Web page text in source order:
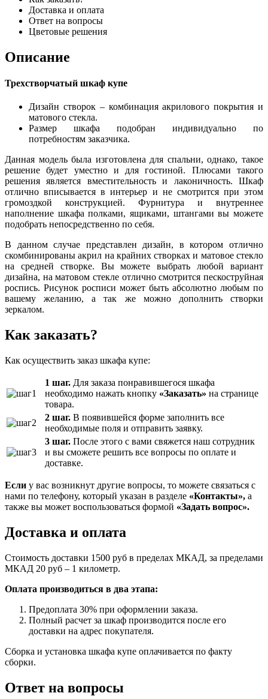
Доставка и оплата
Ответ на вопросы
Цветовые решения
Описание
Трехстворчатый шкаф купе
Дизайн створок – комбинация акрилового покрытия и
матового стекла.
Размер шкафа подобран индивидуально по
потребностям заказчика.
Данная модель была изготовлена для спальни, однако, такое
решение будет уместно и для гостиной. Плюсами такого
решения является вместительность и лаконичность. Шкаф
отлично вписывается в интерьер и не смотрится при этом
громоздкой конструкцией. Фурнитура и внутреннее
наполнение шкафа полками, ящиками, штангами вы можете
подобрать непосредственно по себя.
В данном случае представлен дизайн, в котором отлично
скомбинированы акрил на крайних створках и матовое стекло
на средней створке. Вы можете выбрать любой вариант
дизайна, на матовом стекле отлично смотрится пескоструйная
роспись. Рисунок росписи может быть абсолютно любым по
вашему желанию, а так же можно дополнить створки
зеркалом.
Как заказать?
Как осуществить заказ шкафа купе:
1 шаг. Для заказа понравившегося шкафа
необходимо нажать кнопку «Заказать» на странице
товара.
2 шаг. В появившейся форме заполнить все
необходимые поля и отправить заявку.
3 шаг. После этого с вами свяжется наш сотрудник
и вы сможете решить все вопросы по оплате и
доставке.
Если у вас возникнут другие вопросы, то можете связаться с
нами по телефону, который указан в разделе «Контакты», а
также вы может воспользоваться формой «Задать вопрос».
Доставка и оплата
Стоимость доставки 1500 руб в пределах МКАД, за пределами
МКАД 20 руб – 1 километр.
Оплата производиться в два этапа:
Предоплата 30% при оформлении заказа.
Полный расчет за шкаф производится после его
доставки на адрес покупателя.
Сборка и установка шкафа купе оплачивается по факту
сборки.
Ответ на вопросы